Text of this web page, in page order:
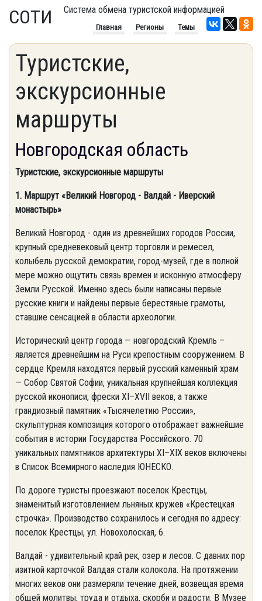
СОТИ Система обмена туристской информацией
Главная Регионы Темы
Туристские,
экскурсионные
маршруты
Новгородская область
Туристские, экскурсионные маршруты
1. Маршрут «Великий Новгород - Валдай - Иверский
монастырь»
Великий Новгород - один из древнейших городов России,
крупный средневековый центр торговли и ремесел,
колыбель русской демократии, город-музей, где в полной
мере можно ощутить связь времен и исконную атмосферу
Земли Русской. Именно здесь были написаны первые
русские книги и найдены первые берестяные грамоты,
ставшие сенсацией в области археологии.
Исторический центр города — новгородский Кремль –
является древнейшим на Руси крепостным сооружением. В
сердце Кремля находятся первый русский каменный храм
— Собор Святой Софии, уникальная крупнейшая коллекция
русской иконописи, фрески XI–XVII веков, а также
грандиозный памятник «Тысячелетию России»,
скульптурная композиция которого отображает важнейшие
события в истории Государства Российского. 70
уникальных памятников архитектуры XI–XIX веков включены
в Список Всемирного наследия ЮНЕСКО.
По дороге туристы проезжают поселок Крестцы,
знаменитый изготовлением льняных кружев «Крестецкая
строчка». Производство сохранилось и сегодня по адресу:
поселок Крестцы, ул. Новохолоская, 6.
Валдай - удивительный край рек, озер и лесов. С давних пор
изитной карточкой Валдая стали колокола. На протяжении
многих веков они размеряли течение дней, возвещая время
общей молитвы, труда и отдыха, скорби и радости. В Музее